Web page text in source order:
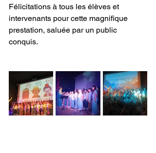
Félicitations à tous les élèves et
intervenants pour cette magnifique
prestation, saluée par un public
conquis.